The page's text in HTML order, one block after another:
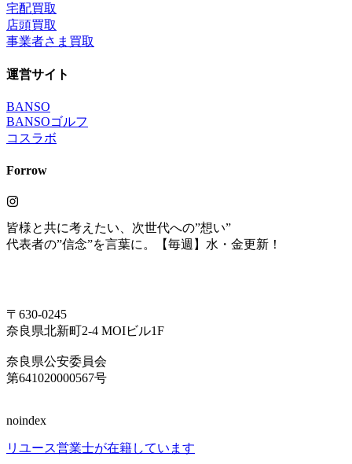
宅配買取
店頭買取
事業者さま買取
運営サイト
BANSO
BANSOゴルフ
コスラボ
Forrow
皆様と共に考えたい、次世代への”想い”
代表者の”信念”を言葉に。【毎週】水・金更新！
〒630-0245
奈良県北新町2-4 MOIビル1F
奈良県公安委員会
第641020000567号
noindex
リユース営業士が在籍しています